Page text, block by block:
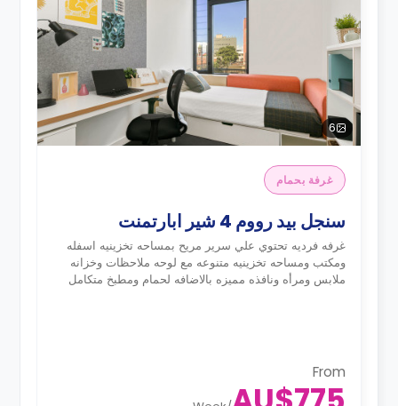
6
غرفة بحمام
سنجل بيد رووم 4 شير ابارتمنت
غرفه فرديه تحتوي علي سرير مريح بمساحه تخزينيه اسفله
ومكتب ومساحه تخزينيه متنوعه مع لوحه ملاحظات وخزانه
ملابس ومرأه ونافذه مميزه بالاضافه لحمام ومطبخ متكامل
From